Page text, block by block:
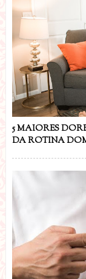
5 MAIORES
DA ROTINA